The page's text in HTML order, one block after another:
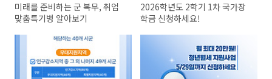
미래를 준비하는 군 복무, 취업
맞춤특기병 알아보기
2026학년도 2학기 1차 국가장
학금 신청하세요!